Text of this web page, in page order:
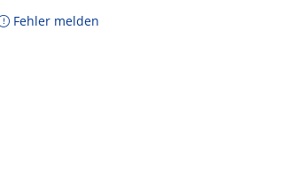
Fehler melden